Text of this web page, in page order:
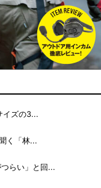
イズの3...
く「林...
らい」と回...